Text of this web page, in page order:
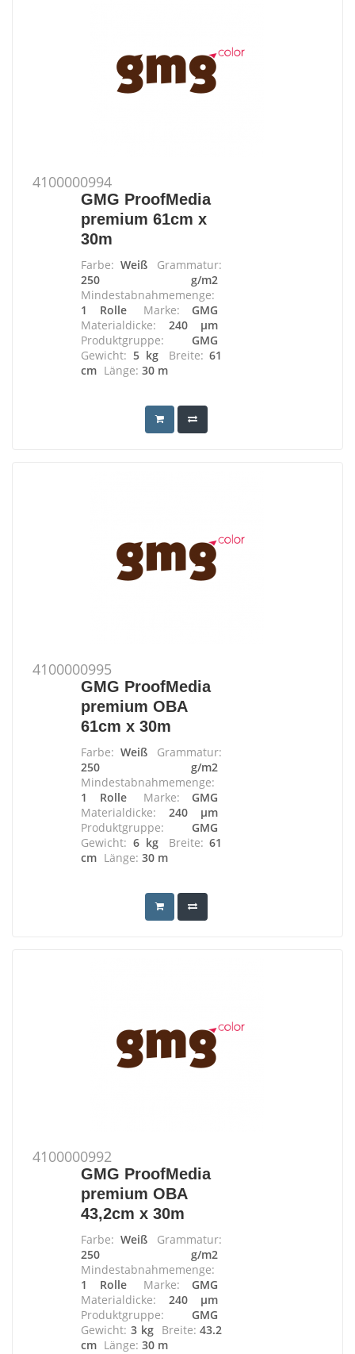
4100000994
GMG ProofMedia
premium 61cm x
30m
Farbe: Weiß
Grammatur:
250 g/m2
Mindestabnahmemenge:
1 Rolle
Marke: GMG
Materialdicke:240 µm
Produktgruppe: GMG
Gewicht:5 kg Breite:61
cm Länge:30 m
4100000995
GMG ProofMedia
premium OBA
61cm x 30m
Farbe: Weiß
Grammatur:
250 g/m2
Mindestabnahmemenge:
1 Rolle
Marke: GMG
Materialdicke:240 µm
Produktgruppe: GMG
Gewicht:6 kg Breite:61
cm Länge:30 m
4100000992
GMG ProofMedia
premium OBA
43,2cm x 30m
Farbe: Weiß
Grammatur:
250 g/m2
Mindestabnahmemenge:
1 Rolle
Marke: GMG
Materialdicke:240 µm
Produktgruppe: GMG
Gewicht:3 kg Breite:43.2
cm Länge:30 m